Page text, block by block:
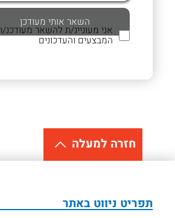
אני מעוניינ/ת להשאר
המבצעים והעדכונים
חזרה למעלה
תפריט ניווט באתר